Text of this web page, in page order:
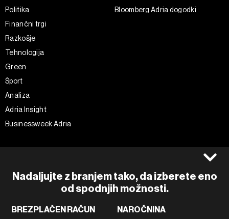
Nadaljujte z branjem tako, da izberete eno
od spodnjih možnosti.
BREZPLAČEN RAČUN NAROČNINA
Politika
Finančni trgi
Razkošje
Tehnologija
Green
Šport
Analiza
Adria Insight
Businessweek Adria
Bloomberg Adria dogodki
Piškotki
Marketing
Instagram
Linkedin